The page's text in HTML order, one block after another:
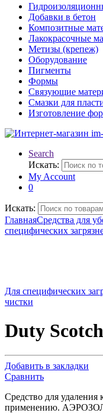
Добавки в бетон
Композитные
Лакокрасочные
Метизы (крепеж)
Оборудование
Пигменты
Формы
Связующие
Смазки для
Изготовление
Search
Искать:
My Account
0
Искать:
ГлавнаяСредства для
специфических
Для специфических
чистки
Duty Scotch
Добавить в закладки
Сравнить
Средство для удаления
применению.